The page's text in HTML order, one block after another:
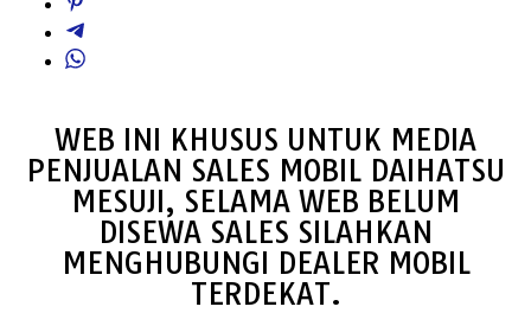
WEB INI KHUSUS UNTUK MEDIA
PENJUALAN SALES MOBIL DAIHATSU
MESUJI, SELAMA WEB BELUM
DISEWA SALES SILAHKAN
MENGHUBUNGI DEALER MOBIL
TERDEKAT.